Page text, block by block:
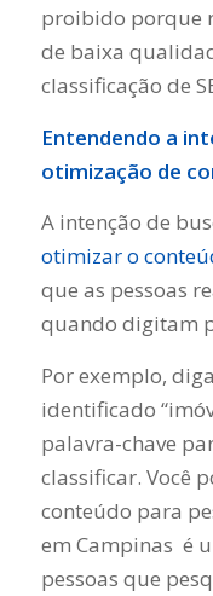
proibido porque
de baixa
classificação de
Entendendo a
otimização de
A intenção de
otimizar o
que as pessoas
quando digitam
Por exemplo,
identificado
palavra-chave
classificar. Você
conteúdo para
em Campinas é
pessoas que